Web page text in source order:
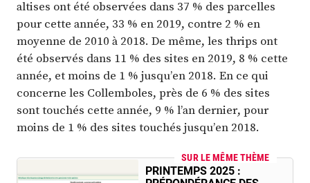
altises ont été observées dans 37 % des parcelles
pour cette année, 33 % en 2019, contre 2 % en
moyenne de 2010 à 2018. De même, les thrips ont
été observés dans 11 % des sites en 2019, 8 % cette
année, et moins de 1 % jusqu’en 2018. En ce qui
concerne les Collemboles, près de 6 % des sites
sont touchés cette année, 9 % l’an dernier, pour
moins de 1 % des sites touchés jusqu’en 2018.
SUR LE MÊME THÈME
PRINTEMPS 2025 :